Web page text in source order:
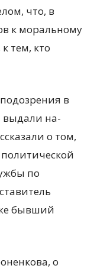
что, в
к моральному
тем, кто
в
выдали на-
о том,
по
бывший
о